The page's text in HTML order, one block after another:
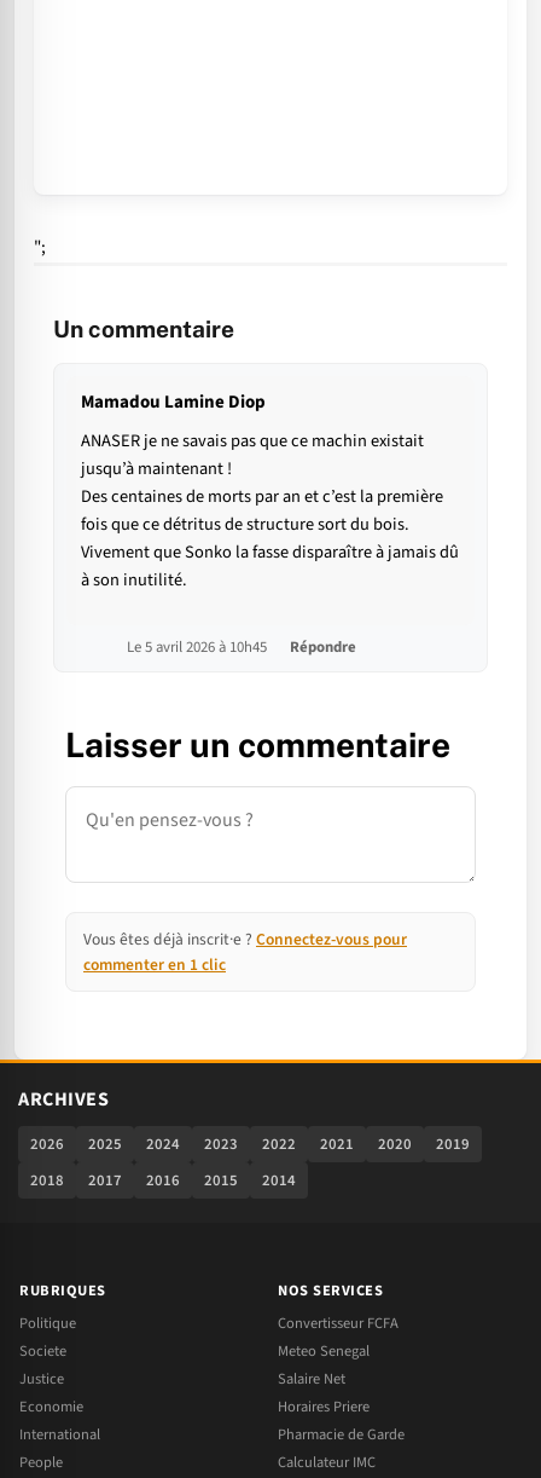
";
Un commentaire
Mamadou Lamine Diop
ANASER je ne savais pas que ce machin existait
jusqu’à maintenant !
Des centaines de morts par an et c’est la première
fois que ce détritus de structure sort du bois.
Vivement que Sonko la fasse disparaître à jamais dû
à son inutilité.
Le 5 avril 2026 à 10h45 Répondre
Laisser un commentaire
Commentaire
Vous êtes déjà inscrit·e ? Connectez-vous pour
commenter en 1 clic
ARCHIVES
2026 2025 2024 2023 2022 2021 2020
2019
2018
2017 2016 2015 2014
RUBRIQUES
Politique
Societe
Justice
Economie
International
People
NOS SERVICES
Convertisseur FCFA
Meteo Senegal
Salaire Net
Horaires Priere
Pharmacie de Garde
Calculateur IMC